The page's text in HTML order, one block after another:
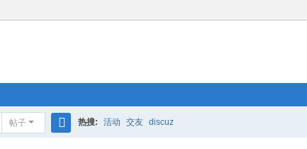
帖子 热搜: 活动 交友 discuz